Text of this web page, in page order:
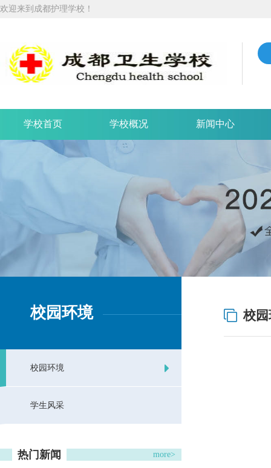
欢迎来到成都护理学校！
学校首页 学校概况 新闻中心
校园环境
校园环境
学生风采
热门新闻 more>
校